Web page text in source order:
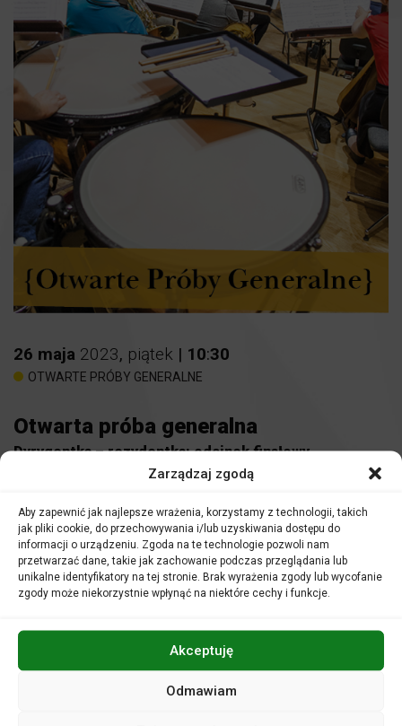
Zarządzaj zgodą
Aby zapewnić jak najlepsze wrażenia, korzystamy z technologii, takich
jak pliki cookie, do przechowywania i/lub uzyskiwania dostępu do
informacji o urządzeniu. Zgoda na te technologie pozwoli nam
przetwarzać dane, takie jak zachowanie podczas przeglądania lub
unikalne identyfikatory na tej stronie. Brak wyrażenia zgody lub wycofanie
zgody może niekorzystnie wpłynąć na niektóre cechy i funkcje.
Akceptuję
Odmawiam
26 maja 2023, piątek | 10:30
OTWARTE PRÓBY GENERALNE
Otwarta próba generalna
Dyrygentka – rezydentka: odcinek finałowy
Bilety: 10 zł
Nauczyciele i opiekunowie grup uczestniczą w zajęciach
nieodpłatnie.
Serdecznie zapraszamy grupy zorganizowaneuczniów
szkół podstawowych oraz ponadpodstawowych
spotkanie z zaproszonymi przez nas dyrygentami,
solistami, a także muzykami Filharmonii Opolskiej!